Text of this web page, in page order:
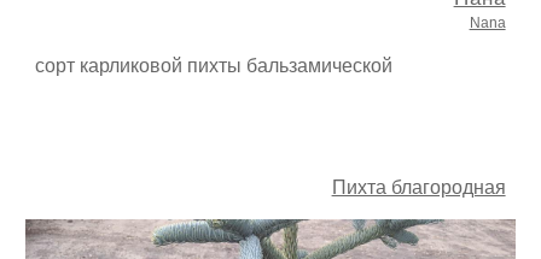
Nana
сорт карликовой пихты бальзамической
Пихта благородная